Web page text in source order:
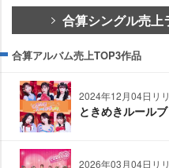
合算シングル売上
合算アルバム売上TOP3作品
2024年12月04日リ
ときめきルール
2026年03月04日リ